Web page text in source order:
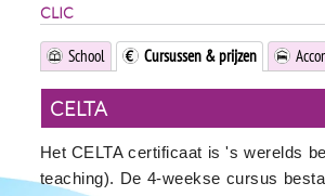
CLIC
School Cursussen & prijzen
CELTA
Het CELTA certificaat is 's werelds
teaching). De 4-weekse cursus